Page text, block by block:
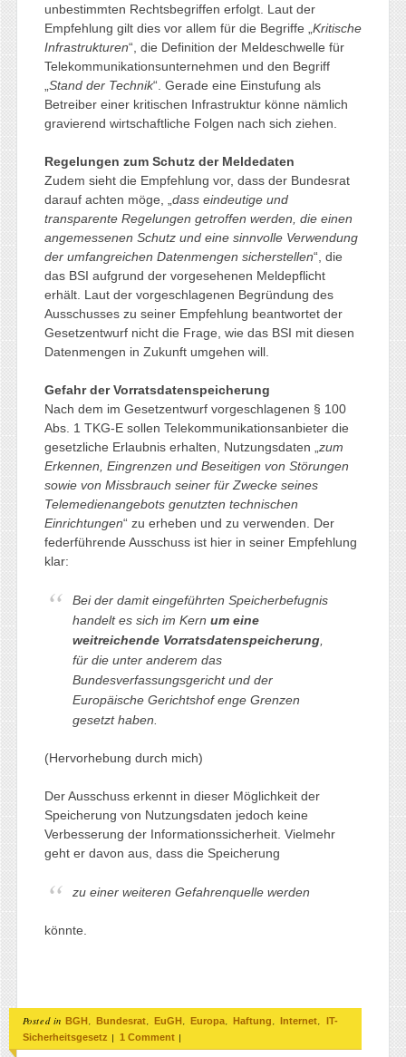
unbestimmten Rechtsbegriffen erfolgt. Laut der
Empfehlung gilt dies vor allem für die Begriffe „ Kritische
Infrastrukturen“, die Definition der Meldeschwelle für
Telekommunikationsunternehmen und den Begriff
Stand der Technik“. Gerade eine Einstufung als
Betreiber einer kritischen Infrastruktur könne nämlich
gravierend wirtschaftliche Folgen nach sich ziehen.
Regelungen zum Schutz der Meldedaten
Zudem sieht die Empfehlung vor, dass der Bundesrat
darauf achten möge, „ dass eindeutige und
transparente Regelungen getroffen werden, die einen
angemessenen Schutz und eine sinnvolle Verwendung
der umfangreichen Datenmengen sicherstellen“, die
das BSI aufgrund der vorgesehenen Meldepflicht
erhält. Laut der vorgeschlagenen Begründung des
Ausschusses zu seiner Empfehlung beantwortet der
Gesetzentwurf nicht die Frage, wie das BSI mit diesen
Datenmengen in Zukunft umgehen will.
Gefahr der Vorratsdatenspeicherung
Nach dem im Gesetzentwurf vorgeschlagenen § 100
Abs. 1 TKG-E sollen Telekommunikationsanbieter die
gesetzliche Erlaubnis erhalten, Nutzungsdaten „ zum
Erkennen, Eingrenzen und Beseitigen von Störungen
sowie von Missbrauch seiner für Zwecke seines
Telemedienangebots genutzten technischen
Einrichtungen“ zu erheben und zu verwenden. Der
federführende Ausschuss ist hier in seiner Empfehlung
klar:
Bei der damit eingeführten Speicherbefugnis
handelt es sich im Kern um eine
weitreichende Vorratsdatenspeicherung,
für die unter anderem das
Bundesverfassungsgericht und der
Europäische Gerichtshof enge Grenzen
gesetzt haben.
(Hervorhebung durch mich)
Der Ausschuss erkennt in dieser Möglichkeit der
Speicherung von Nutzungsdaten jedoch keine
Verbesserung der Informationssicherheit. Vielmehr
geht er davon aus, dass die Speicherung
zu einer weiteren Gefahrenquelle werden
könnte.
Posted in BGH Bundesrat EuGH Europa Haftung Internet
IT-
Sicherheitsgesetz | 1 Comment |